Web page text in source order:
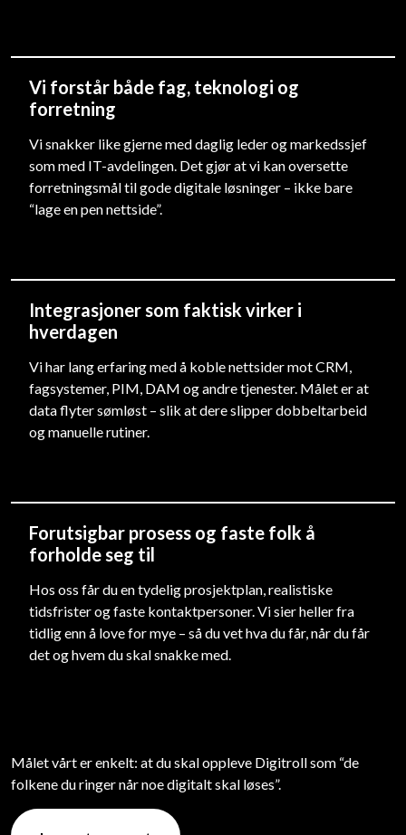
Vi forstår både fag, teknologi og
forretning
Vi snakker like gjerne med daglig leder og markedssjef
som med IT-avdelingen. Det gjør at vi kan oversette
forretningsmål til gode digitale løsninger – ikke bare
“lage en pen nettside”.
Integrasjoner som faktisk virker i
hverdagen
Vi har lang erfaring med å koble nettsider mot CRM,
fagsystemer, PIM, DAM og andre tjenester. Målet er at
data flyter sømløst – slik at dere slipper dobbeltarbeid
og manuelle rutiner.
Forutsigbar prosess og faste folk å
forholde seg til
Hos oss får du en tydelig prosjektplan, realistiske
tidsfrister og faste kontaktpersoner. Vi sier heller fra
tidlig enn å love for mye – så du vet hva du får, når du får
det og hvem du skal snakke med.
Målet vårt er enkelt: at du skal oppleve Digitroll som “de
folkene du ringer når noe digitalt skal løses”.
Omsetningsrapportering CV (vår organisasjon)
I Fokus
Markedsplan
TillitsmennAnnonsebestilling
Dokumentsøk
Forslag